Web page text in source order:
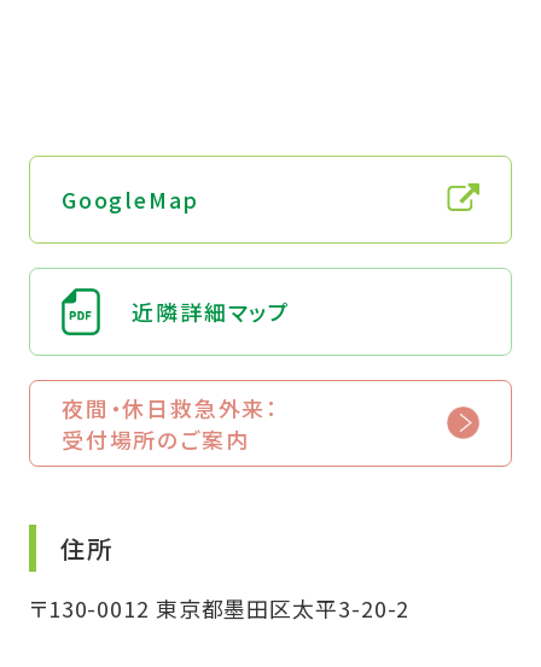
GoogleMap
近隣詳細マップ
夜間・休日救急外来：
受付場所のご案内
住所
〒130-0012 東京都墨田区太平3-20-2